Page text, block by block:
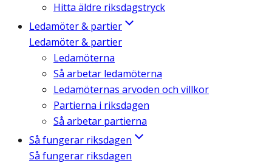
Hitta äldre riksdagstryck
Ledamöter & partier
Ledamöter & partier
Ledamöterna
Så arbetar ledamöterna
Ledamöternas arvoden och villkor
Partierna i riksdagen
Så arbetar partierna
Så fungerar riksdagen
Så fungerar riksdagen